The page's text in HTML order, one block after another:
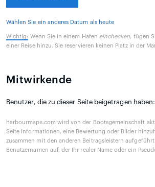
Wählen Sie ein anderes Datum als heute
Wichtig: Wenn Sie in einem Hafen einchecken, fügen
einer Reise hinzu. Sie reservieren keinen Platz in der
Mitwirkende
Benutzer, die zu dieser Seite beigetragen haben:
harbourmaps.com wird von der Bootsgemeinschaft
Seite Informationen, eine Bewertung oder Bilder
zusammen mit den anderen Beitragsleistern
Benutzernamen auf, der Ihr realer Name oder ein